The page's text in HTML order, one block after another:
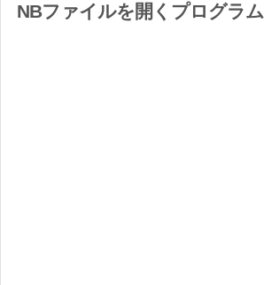
NBファイルを開くプログラム